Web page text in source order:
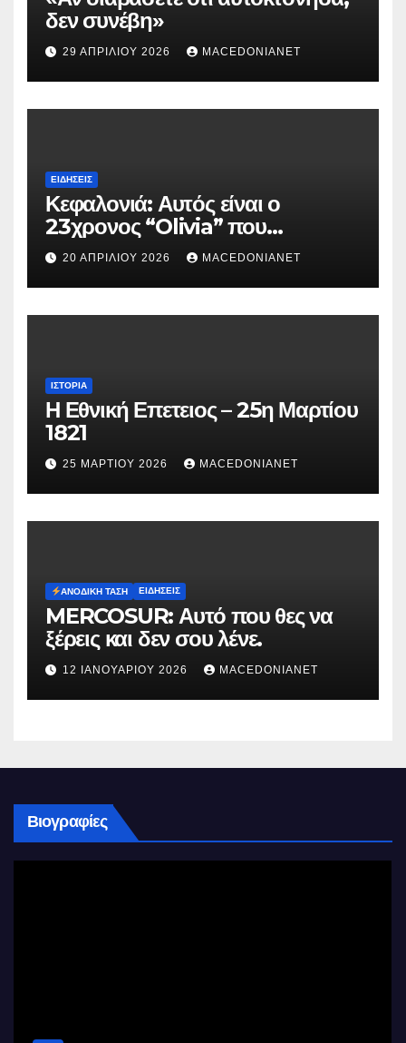
δεν συνέβη»
29 ΑΠΡΙΛΊΟΥ 2026 MACEDONIANET
ΕΙΔΉΣΕΙΣ
Κεφαλονιά: Αυτός είναι ο
23χρονος “Olivia” που
κατηγορείται για τον θάνατο της
Μυρτούς
20 ΑΠΡΙΛΊΟΥ 2026 MACEDONIANET
ΙΣΤΟΡΊΑ
Η Εθνική Επετειος – 25η Μαρτίου
1821
25 ΜΑΡΤΊΟΥ 2026 MACEDONIANET
ΑΝΟΔΙΚΉ ΤΆΣΗ ΕΙΔΉΣΕΙΣ
MERCOSUR: Αυτό που θες να
ξέρεις και δεν σου λένε.
12 ΙΑΝΟΥΑΡΊΟΥ 2026 MACEDONIANET
Βιογραφίες